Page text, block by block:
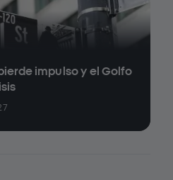
impulso y el Golfo
Acciones